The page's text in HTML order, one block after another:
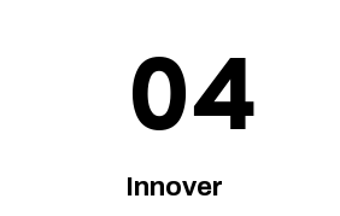
04
Innover